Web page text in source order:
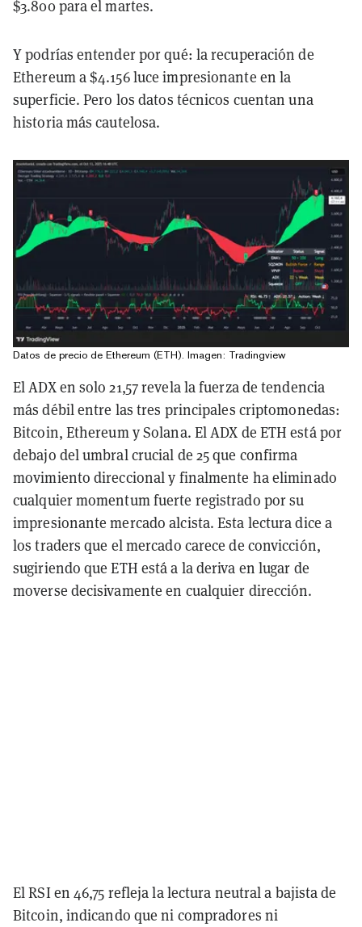
$3.800 para el martes.
Y podrías entender por qué: la recuperación de
Ethereum a $4.156 luce impresionante en la
superficie. Pero los datos técnicos cuentan una
historia más cautelosa.
Datos de precio de Ethereum (ETH). Imagen: Tradingview
El ADX en solo 21,57 revela la fuerza de tendencia
más débil entre las tres principales criptomonedas:
Bitcoin, Ethereum y Solana. El ADX de ETH está por
debajo del umbral crucial de 25 que confirma
movimiento direccional y finalmente ha eliminado
cualquier momentum fuerte registrado por su
impresionante mercado alcista. Esta lectura dice a
los traders que el mercado carece de convicción,
sugiriendo que ETH está a la deriva en lugar de
moverse decisivamente en cualquier dirección.
El RSI en 46,75 refleja la lectura neutral a bajista de
Bitcoin, indicando que ni compradores ni